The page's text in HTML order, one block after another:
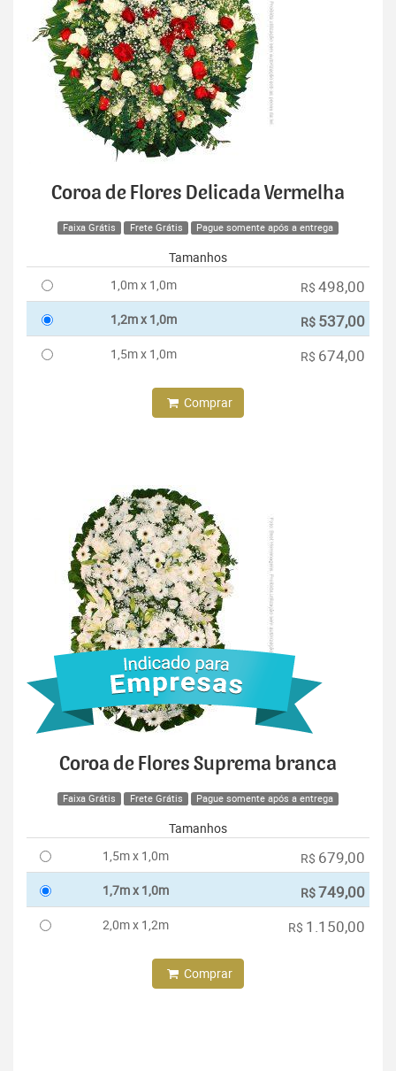
Coroa de Flores Delicada Vermelha
Faixa Grátis Frete Grátis Pague somente após a entrega
Tamanhos
1,0m x 1,0m
R$ 498,00
1,2m x 1,0m R$ 537,00
1,5m x 1,0m R$ 674,00
Comprar
Coroa de Flores Suprema branca
Faixa Grátis Frete Grátis Pague somente após a entrega
Tamanhos
1,5m x 1,0m
R$ 679,00
1,7m x 1,0m R$749,00
2,0m x 1,2m R$ 1.150,00
Comprar